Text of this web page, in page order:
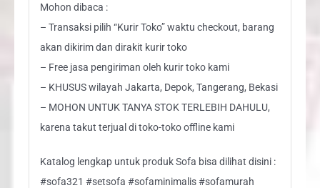
Mohon dibaca :
– Transaksi pilih “Kurir Toko” waktu checkout, barang
akan dikirim dan dirakit kurir toko
– Free jasa pengiriman oleh kurir toko kami
– KHUSUS wilayah Jakarta, Depok, Tangerang, Bekasi
– MOHON UNTUK TANYA STOK TERLEBIH DAHULU,
karena takut terjual di toko-toko offline kami
Katalog lengkap untuk produk Sofa bisa dilihat disini :
#sofa321 #setsofa #sofaminimalis #sofamurah